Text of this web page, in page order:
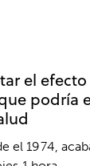
el
podría
el 1974,